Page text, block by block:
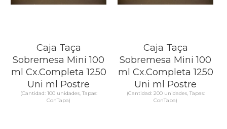
Caja Taça
Sobremesa Mini 100
ml Cx.Completa 1250
Uni ml Postre
(Cantidad: 100 unidades, Tapas:
ConTapa)
Caja Taça
Sobremesa Mini 100
ml Cx.Completa 1250
Uni ml Postre
(Cantidad: 200 unidades, Tapas:
ConTapa)